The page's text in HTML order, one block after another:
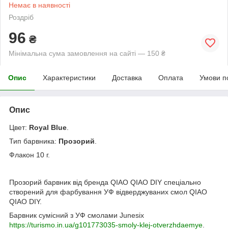
Немає в наявності
Роздріб
96 ₴
Мінімальна сума замовлення на сайті — 150 ₴
Опис Характеристики Доставка Оплата Умови
Опис
Цвет: Royal Blue
Тип барвника: Прозорий
Флакон 10 г.
Прозорий барвник від бренда QIAO QIAO DIY спеціально
створений для фарбування УФ відверджуваних смол QIAO
QIAO DIY.
Барвник сумісний з УФ смолами Junesix
https://turismo.in.ua/g101773035-smoly-klej-otverzhdaemye